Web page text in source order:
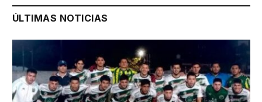
ÚLTIMAS NOTICIAS